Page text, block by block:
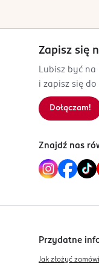
Zapisz się
Lubisz być na
i zapisz się
Dołączam!
Znajdź nas
Przydatne
Jak złożyć